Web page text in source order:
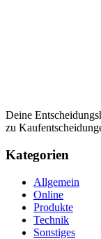
Deine
zu
Kategorien
Allgemein
Online
Produkte
Technik
Sonstiges